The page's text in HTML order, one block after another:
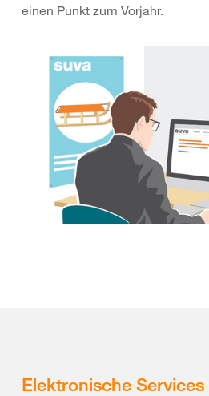
einen Punkt zum Vorjahr.
Elektronische Services